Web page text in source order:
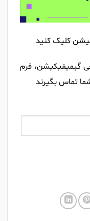
کلیک کنید
گیمیفیکیشن، فرم
تماس بگیرند